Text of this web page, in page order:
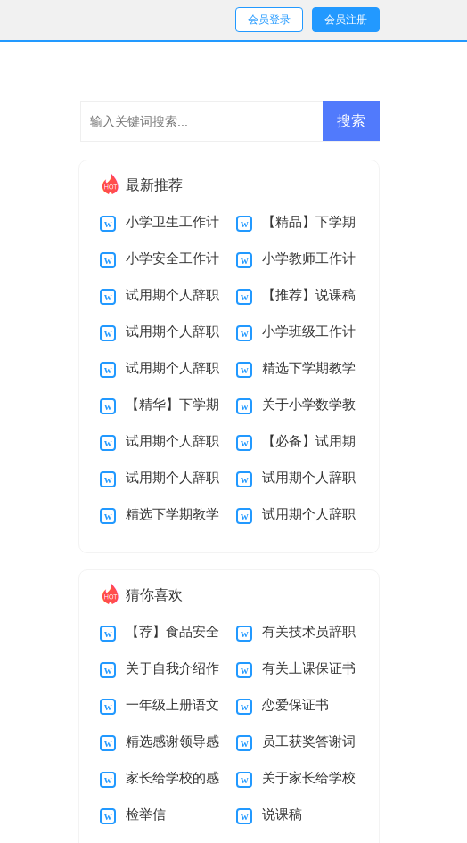
会员登录 会员注册
最新推荐
小学卫生工作计
划
【精品】下学期
教学总结10篇
小学安全工作计
划
小学教师工作计
划
试用期个人辞职
报告范文7篇
【推荐】说课稿
3篇
试用期个人辞职
报告范文汇总10篇
小学班级工作计
划范文
试用期个人辞职
报告汇总九篇
精选下学期教学
总结三篇
【精华】下学期
教学总结九篇
关于小学数学教
学总结范文汇总8篇
试用期个人辞职
报告范文汇总九篇
【必备】试用期
个人辞职报告4篇
试用期个人辞职
报告范文汇总5篇
试用期个人辞职
报告范文汇总7篇
精选下学期教学 试用期个人辞职
猜你喜欢
【荐】食品安全
承诺书
有关技术员辞职
报告四篇
关于自我介绍作
文锦集8篇
有关上课保证书
集锦十篇
一年级上册语文
教学计划模板汇总7
篇
恋爱保证书
精选感谢领导感
谢信合集七篇
员工获奖答谢词
家长给学校的感
谢信集合5篇
关于家长给学校
的感谢信汇编五篇
检举信 说课稿